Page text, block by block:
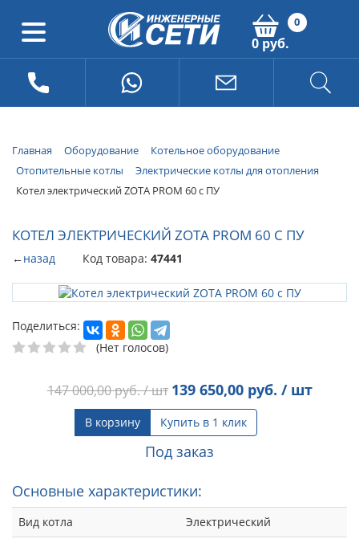
0
0 руб.
Главная Оборудование
Котельное оборудование
Отопительные котлы
Электрические котлы для отопления
Котел электрический ZOTA PROM 60 с ПУ
КОТЕЛ ЭЛЕКТРИЧЕСКИЙ ZOTA PROM 60 С ПУ
←назад Код товара: 47441
Поделиться:
(Нет голосов)
147 000,00руб. / шт 139 650,00руб. / шт
В корзину Купить в 1 клик
Под заказ
Основные характеристики:
Вид котла
Электрический